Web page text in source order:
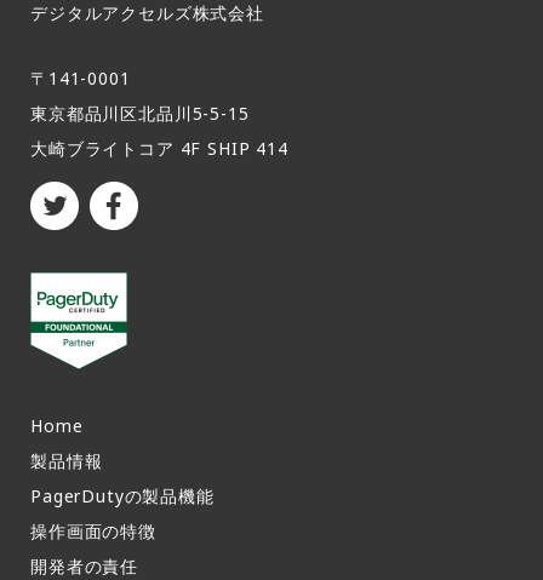
デジタルアクセルズ株式会社
〒141-0001
東京都品川区北品川5-5-15​
大崎ブライトコア 4F SHIP 414
Home
製品情報​
PagerDutyの製品機能​
操作画面の特徴​
開発者の責任